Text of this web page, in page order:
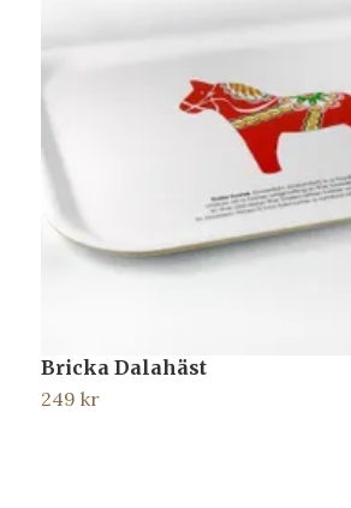
Bricka Dalahäst
249 kr